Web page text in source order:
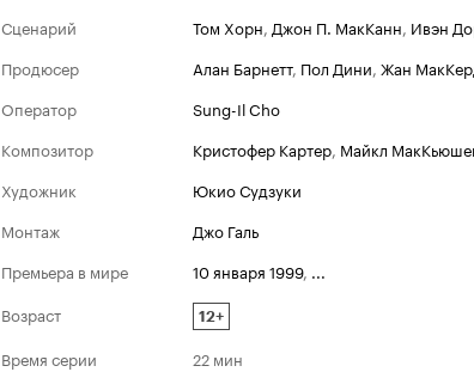
Сценарий
Том Хорн, Джон П. МакКанн, Ивэн
Продюсер
Алан Барнетт, Пол Дини, Жан
Оператор
Sung-Il Cho
Композитор
Кристофер Картер, Майкл
Художник
Юкио Судзуки
Монтаж
Джо Галь
Премьера в мире
10 января 1999, ...
Возраст
12+
Время серии 22 мин